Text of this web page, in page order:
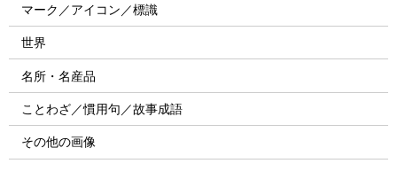
マーク／アイコン／標識
世界
名所・名産品
ことわざ／慣用句／故事成語
その他の画像